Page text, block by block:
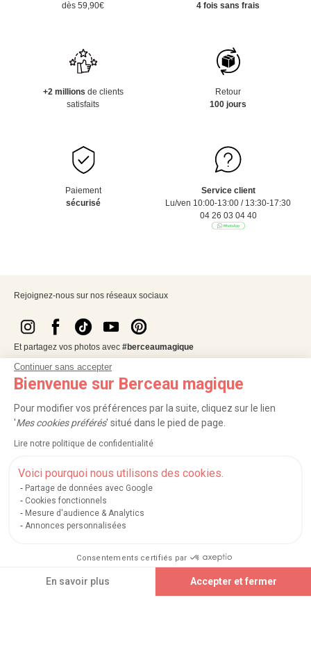
Continuer sans accepter
Bienvenue sur Berceau magique
Pour modifier vos préférences par la suite, cliquez sur le lien
'Mes cookies préférés' situé dans le pied de page.
Lire notre politique de confidentialité
Voici pourquoi nous utilisons des cookies.
Partage de données avec Google
Cookies fonctionnels
Mesure d'audience & Analytics
Annonces personnalisées
Consentements certifiés par
En savoir plus Accepter et fermer
Ajouter au panier
dès 59,90€
4 fois sans frais
+2 millions de clients
satisfaits
Retour
100 jours
Paiement
sécurisé
Service client
Lu/ven 10:00-13:00 / 13:30-17:30
04 26 03 04 40
Rejoignez-nous sur nos réseaux sociaux
Et partagez vos photos avec #berceaumagique
NOS SERVICES